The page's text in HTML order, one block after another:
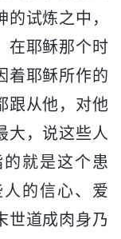
试炼之中，
在耶稣那个时
着耶稣所作的
跟从他，对他
大，说这些人
就是这个患
的信心、爱
世道成肉身乃